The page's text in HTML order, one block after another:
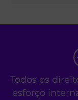
Todos os
esforço